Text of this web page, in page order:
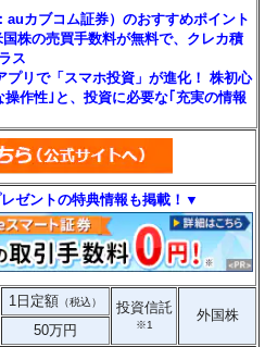
カブコム証券）のおすすめポイント
株の売買手数料が無料で、クレカ積
ス
リで「スマホ投資」が進化！ 株初心
作性｣と、投資に必要な｢充実の情報
ゼントの特典情報も掲載！▼
1日定額 （税込） 投資信託
※1
外国株
50万円